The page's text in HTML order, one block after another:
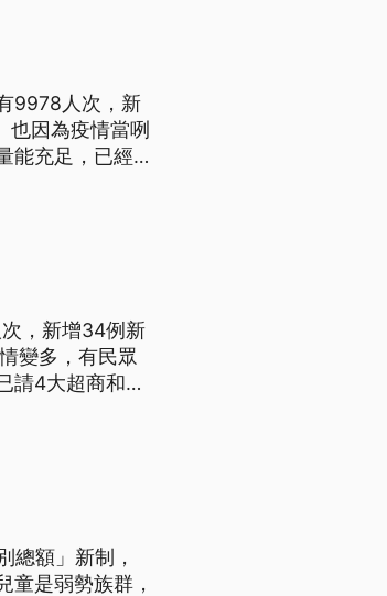
9978人次，新
因為疫情當咧
能充足，已經協
，新增34例新
變多，有民眾
請4大超商和連
總額」新制，
童是弱勢族群，